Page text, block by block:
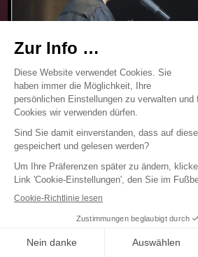
17.05.2025 CONCERT
JAMIE CULLUM